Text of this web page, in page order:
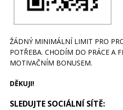
ŽÁDNÝ MINIMÁLNÍ LIMIT PRO
POTŘEBA. CHODÍM DO PRÁCE A
MOTIVAČNÍM BONUSEM.
DĚKUJI!
SLEDUJTE SOCIÁLNÍ SÍTĚ: